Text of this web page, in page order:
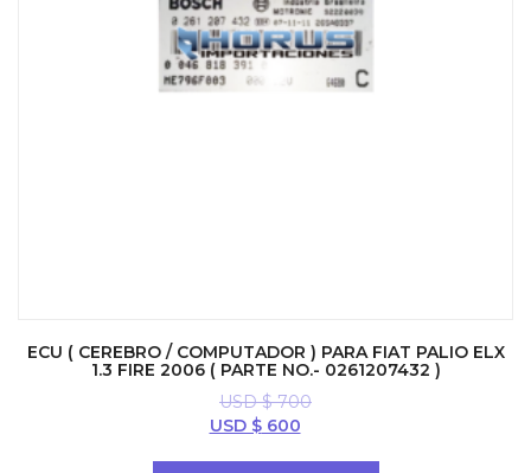
ECU ( CEREBRO / COMPUTADOR ) PARA FIAT PALIO ELX
1.3 FIRE 2006 ( PARTE NO.- 0261207432 )
USD $700
El
USD $600El